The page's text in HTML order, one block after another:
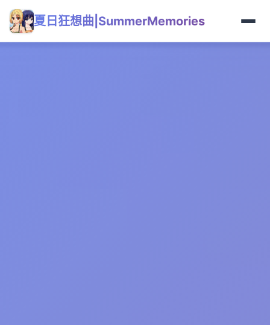
夏日狂想曲|SummerMemories